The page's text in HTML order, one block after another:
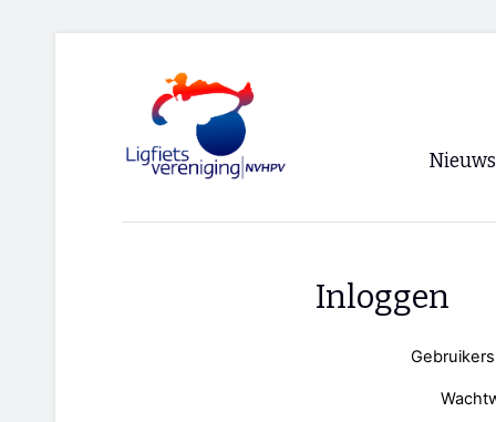
Nieuws
Inloggen